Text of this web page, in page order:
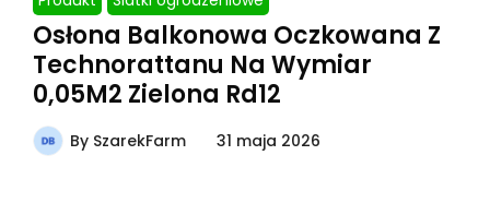
Osłona Balkonowa Oczkowana Z
Technorattanu Na Wymiar
0,05M2 Zielona Rd12
By SzarekFarm 31 maja 2026